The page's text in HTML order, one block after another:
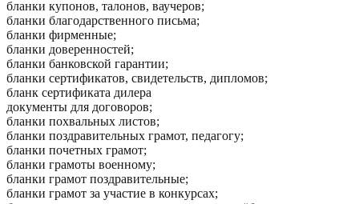
бланки купонов, талонов, ваучеров;
бланки благодарственного письма;
бланки фирменные;
бланки доверенностей;
бланки банковской гарантии;
бланки сертификатов, свидетельств, дипломов;
бланк сертификата дилера
документы для договоров;
бланки похвальных листов;
бланки поздравительных грамот, педагогу;
бланки почетных грамот;
бланки грамоты военному;
бланки грамот поздравительные;
бланки грамот за участие в конкурсах;